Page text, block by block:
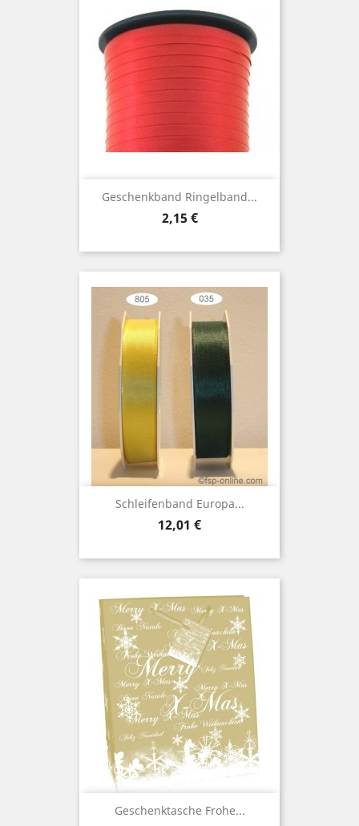
Geschenkband Ringelband...
Preis
2,15 €
Schleifenband Europa...
Preis
12,01 €
Geschenktasche Frohe...